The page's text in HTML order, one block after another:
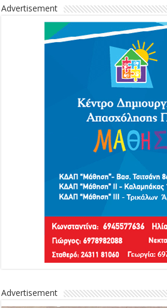
Advertisement
Advertisement